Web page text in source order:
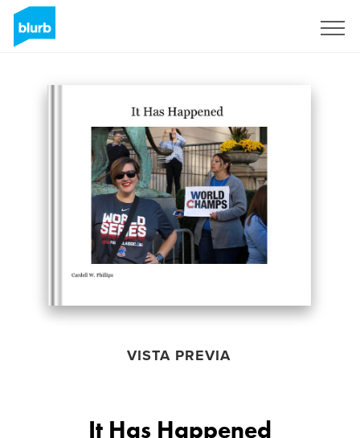
VISTA PREVIA
It Has Happened